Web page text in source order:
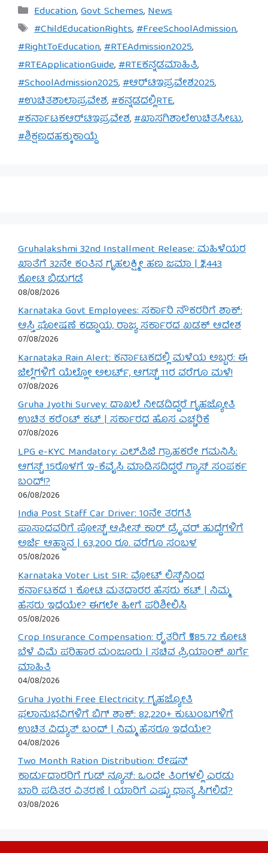
Categories
Education,Govt Schemes,News
Tags
#ChildEducationRights,#FreeSchoolAdmission,
#RightToEducation,#RTEAdmission2025,
#RTEApplicationGuide,#RTEಕನ್ನಡಮಾಹಿತಿ,
#SchoolAdmission2025,#ಆರ್‌ಟಿಇಪ್ರವೇಶ2025,
#ಉಚಿತಶಾಲಾಪ್ರವೇಶ,#ಕನ್ನಡದಲ್ಲಿRTE,
#ಕರ್ನಾಟಕಆರ್‌ಟಿಇಪ್ರವೇಶ,#ಖಾಸಗಿಶಾಲೆಉಚಿತಸೀಟು,
#ಶಿಕ್ಷಣದಹಕ್ಕುಕಾಯ್ದೆ
Gruhalakshmi 32nd Installment Release: ಮಹಿಳೆಯರ
ಖಾತೆಗೆ 32ನೇ ಕಂತಿನ ಗೃಹಲಕ್ಷ್ಮೀ ಹಣ ಜಮಾ | ₹2,443
ಕೋಟಿ ಬಿಡುಗಡೆ
08/08/2026
Karnataka Govt Employees: ಸರ್ಕಾರಿ ನೌಕರರಿಗೆ ಶಾಕ್:
ಆಸ್ತಿ ಘೋಷಣೆ ಕಡ್ಡಾಯ, ರಾಜ್ಯ ಸರ್ಕಾರದ ಖಡಕ್ ಆದೇಶ
07/08/2026
Karnataka Rain Alert: ಕರ್ನಾಟಕದಲ್ಲಿ ಮಳೆಯ ಅಬ್ಬರ: ಈ
ಜಿಲ್ಲೆಗಳಿಗೆ ಯೆಲ್ಲೋ ಅಲರ್ಟ್, ಆಗಸ್ಟ್ 11ರ ವರೆಗೂ ಮಳೆ!
07/08/2026
Gruha Jyothi Survey: ದಾಖಲೆ ನೀಡದಿದ್ದರೆ ಗೃಹಜ್ಯೋತಿ
ಉಚಿತ ಕರೆಂಟ್ ಕಟ್ | ಸರ್ಕಾರದ ಹೊಸ ಎಚ್ಚರಿಕೆ
07/08/2026
LPG e-KYC Mandatory: ಎಲ್‌ಪಿಜಿ ಗ್ರಾಹಕರೇ ಗಮನಿಸಿ:
ಆಗಸ್ಟ್ 15ರೊಳಗೆ ಇ-ಕೆವೈಸಿ ಮಾಡಿಸದಿದ್ದರೆ ಗ್ಯಾಸ್ ಸಂಪರ್ಕ
ಬಂದ್!?
06/08/2026
India Post Staff Car Driver: 10ನೇ ತರಗತಿ
ಪಾಸಾದವರಿಗೆ ಪೋಸ್ಟ್ ಆಫೀಸ್ ಕಾರ್ ಡ್ರೈವರ್ ಹುದ್ದೆಗಳಿಗೆ
ಅರ್ಜಿ ಆಹ್ವಾನ | 63,200 ರೂ. ವರೆಗೂ ಸಂಬಳ
05/08/2026
Karnataka Voter List SIR: ವೋಟ್ ಲಿಸ್ಟ್‌ನಿಂದ
ಕರ್ನಾಟಕದ 1 ಕೋಟಿ ಮತದಾರರ ಹೆಸರು ಕಟ್ | ನಿಮ್ಮ
ಹೆಸರು ಇದೆಯೇ? ಈಗಲೇ ಹೀಗೆ ಪರಿಶೀಲಿಸಿ
05/08/2026
Crop Insurance Compensation: ರೈತರಿಗೆ ₹585.72 ಕೋಟಿ
ಬೆಳೆ ವಿಮೆ ಪರಿಹಾರ ಮಂಜೂರು | ಸಚಿವ ಪ್ರಿಯಾಂಕ್ ಖರ್ಗೆ
ಮಾಹಿತಿ
04/08/2026
Gruha Jyothi Free Electricity: ಗೃಹಜ್ಯೋತಿ
ಫಲಾನುಭವಿಗಳಿಗೆ ಬಿಗ್ ಶಾಕ್: 82,220+ ಕುಟುಂಬಗಳಿಗೆ
ಉಚಿತ ವಿದ್ಯುತ್ ಬಂದ್ | ನಿಮ್ಮ ಹೆಸರೂ ಇದೆಯೇ?
04/08/2026
Two Month Ration Distribution: ರೇಷನ್
ಕಾರ್ಡುದಾರರಿಗೆ ಗುಡ್ ನ್ಯೂಸ್: ಒಂದೇ ತಿಂಗಳಲ್ಲಿ ಎರಡು
ಬಾರಿ ಪಡಿತರ ವಿತರಣೆ | ಯಾರಿಗೆ ಎಷ್ಟು ಧಾನ್ಯ ಸಿಗಲಿದೆ?
03/08/2026